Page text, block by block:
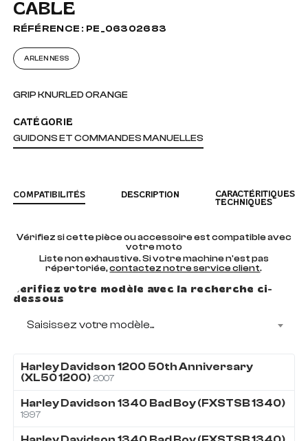
CABLE
RÉFÉRENCE : PE_06302683
ARLEN NESS
GRIP KNURLED ORANGE
CATÉGORIE
GUIDONS ET COMMANDES MANUELLES
COMPATIBILITÉS DESCRIPTION
CARACTÉRITIQUES
TECHNIQUES
Vérifiez si cette pièce ou accessoire est compatible avec
votre moto
Liste non exhaustive. Si votre machine n'est pas
répertoriée,contactez notre service client.
Vérifiez votre modèle avec la recherche ci-
dessous
Saisissez votre modèle...
Harley Davidson 1200 50th Anniversary
(XL50 1200) 2007
Harley Davidson 1340 Bad Boy (FXSTSB 1340)
1997